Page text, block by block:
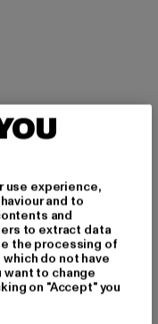
info@tbint.de
Ober-Ramstadt |
use experience,
and to
and
to extract data
the processing of
do not have
to change
on "Accept" you